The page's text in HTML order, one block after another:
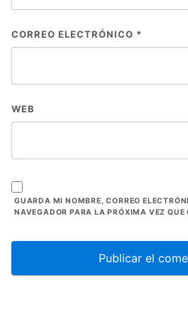
CORREO ELECTRÓNICO *
WEB
GUARDA MI NOMBRE, CORREO
NAVEGADOR PARA LA PRÓXIMA VEZ QUE